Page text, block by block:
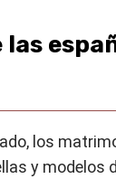
los
y modelos